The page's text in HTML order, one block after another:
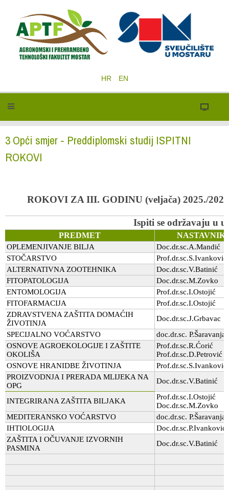
HR EN
3 Opći smjer - Preddiplomski studij ISPITNI
ROKOVI